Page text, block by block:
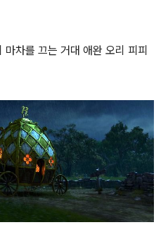
차를 끄는 거대 애완 오리 피피